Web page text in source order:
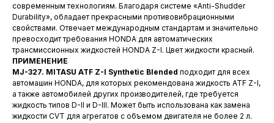
современным технологиям. Благодаря системе «Anti-Shudder
Durability», обладает прекрасными противовибрационными
свойствами. Отвечает международным стандартам и значительно
превосходит требования HONDA для автоматических
трансмиссионных жидкостей HONDA Z-I. Цвет жидкости красный.
ПРИМЕНЕНИЕ
MJ-327. MITASU ATF Z-I Synthetic Blended подходит для всех
автомашин HONDA, для которых рекомендована жидкость ATF Z-I,
а также автомобилей других производителей, где требуется
жидкость типов D-II и D-III. Может быть использована как замена
жидкости CVT для агрегатов с объемом двигателя не более 2 л.